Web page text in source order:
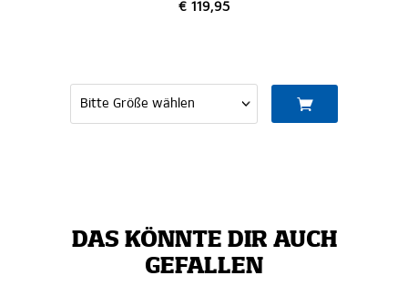
€ 119,95
DAS KÖNNTE DIR AUCH
GEFALLEN